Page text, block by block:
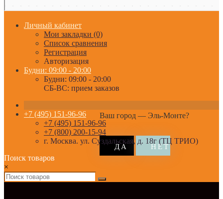
Личный кабинет
Мои закладки (0)
Список сравнения
Регистрация
Авторизация
Будни: 09:00 - 20:00
Будни: 09:00 - 20:00
СБ-ВС: прием заказов
Ваш город — Эль-Монте?
+7 (495) 151-96-96
+7 (495) 151-96-96
+7 (800) 200-15-94
г. Москва. ул. Суздальская, д. 18г (ТЦ ТРИО)
Поиск товаров
×